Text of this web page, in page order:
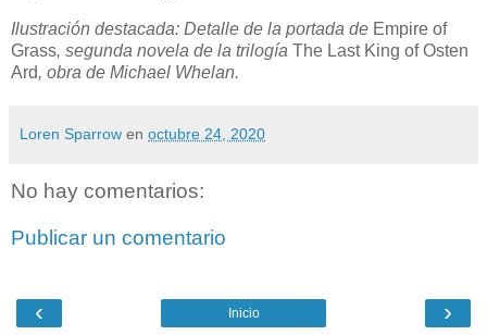
Ilustración destacada: Detalle de la portada de Empire of
Grass, segunda novela de la trilogía The Last King of Osten
Ard, obra de Michael Whelan.
Loren Sparrow en octubre 24, 2020
No hay comentarios:
Publicar un comentario
‹ ›
Inicio